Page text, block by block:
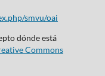
smvu/oai
dónde está
Commons